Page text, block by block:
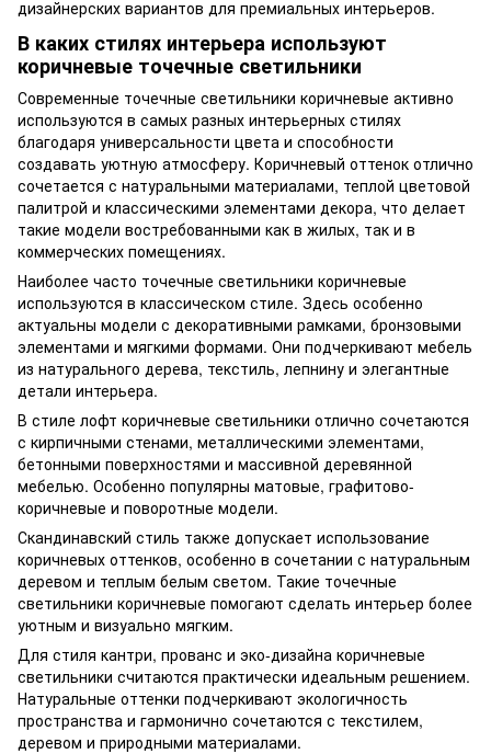
дизайнерских вариантов для премиальных интерьеров.
В каких стилях интерьера используют
коричневые точечные светильники
Современные точечные светильники коричневые активно
используются в самых разных интерьерных стилях
благодаря универсальности цвета и способности
создавать уютную атмосферу. Коричневый оттенок отлично
сочетается с натуральными материалами, теплой цветовой
палитрой и классическими элементами декора, что делает
такие модели востребованными как в жилых, так и в
коммерческих помещениях.
Наиболее часто точечные светильники коричневые
используются в классическом стиле. Здесь особенно
актуальны модели с декоративными рамками, бронзовыми
элементами и мягкими формами. Они подчеркивают мебель
из натурального дерева, текстиль, лепнину и элегантные
детали интерьера.
В стиле лофт коричневые светильники отлично сочетаются
с кирпичными стенами, металлическими элементами,
бетонными поверхностями и массивной деревянной
мебелью. Особенно популярны матовые, графитово-
коричневые и поворотные модели.
Скандинавский стиль также допускает использование
коричневых оттенков, особенно в сочетании с натуральным
деревом и теплым белым светом. Такие точечные
светильники коричневые помогают сделать интерьер более
уютным и визуально мягким.
Для стиля кантри, прованс и эко-дизайна коричневые
светильники считаются практически идеальным решением.
Натуральные оттенки подчеркивают экологичность
пространства и гармонично сочетаются с текстилем,
деревом и природными материалами.